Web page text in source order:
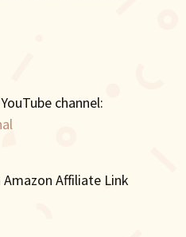
channel:
Amazon Affiliate Link